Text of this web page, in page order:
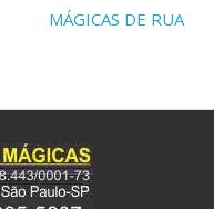
MÁGICAS DE RUA